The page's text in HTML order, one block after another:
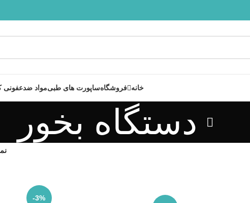
خانه فروشگاهساپورت های طبیمواد ضدعفونی
دستگاه بخور
-3%